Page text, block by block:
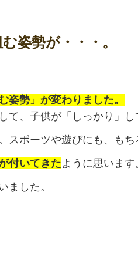
姿勢が・・・。
姿勢」が変わりました。
て、子供が「しっかり」し
スポーツや遊びにも、もち
付いてきたように思います
ざいました。